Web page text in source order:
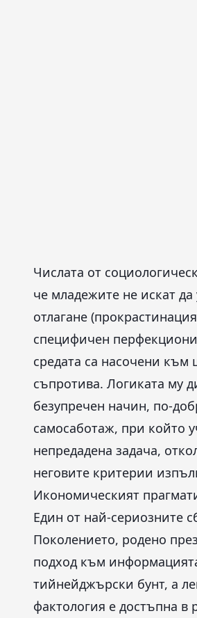
Числата от
че младежите не искат
отлагане
специфичен
средата са насочени
съпротива. Логиката му
безупречен начин, по-
самосаботаж, при който
непредадена задача,
неговите критерии
Икономическият
Един от най-сериозните
Поколението, родено
подход към
тийнейджърски бунт, а
фактология е достъпна в